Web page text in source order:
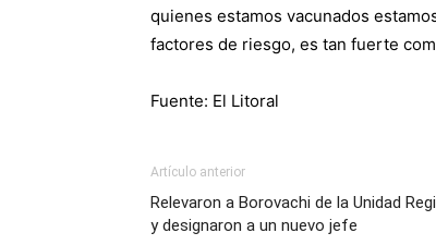
quienes estamos vacunados
factores de riesgo, es tan fuerte
Fuente: El Litoral
Artículo anterior
Relevaron a Borovachi de la Unidad
y designaron a un nuevo jefe